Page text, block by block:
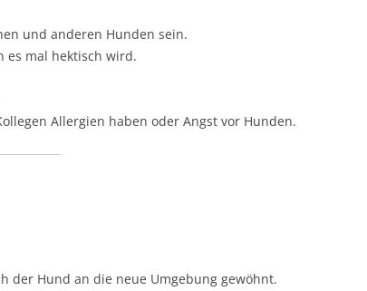
und anderen Hunden sein.
es mal hektisch wird.
Allergien haben oder Angst vor Hunden.
der Hund an die neue Umgebung gewöhnt.